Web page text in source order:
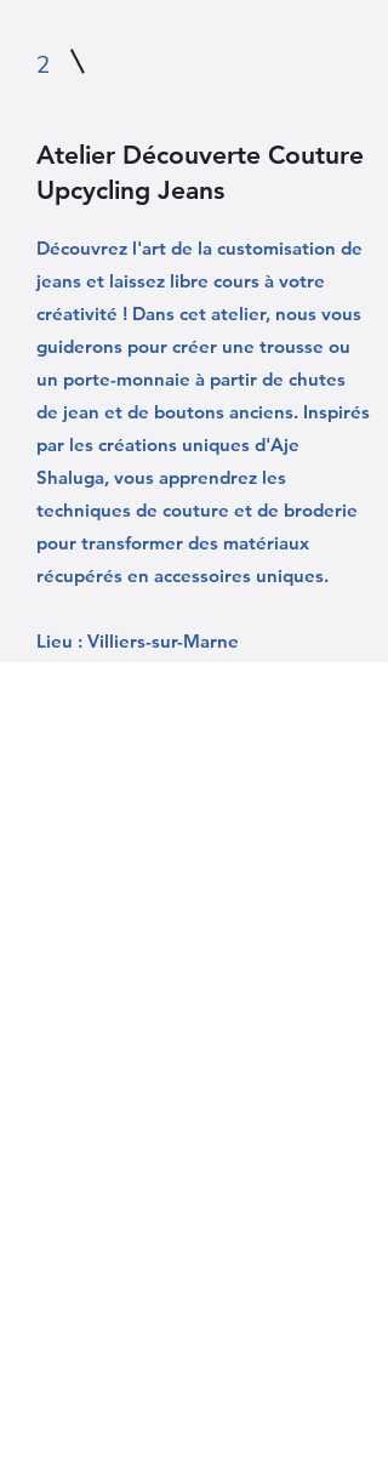
2
Atelier Découverte Couture
Upcycling Jeans
Découvrez l'art de la customisation de
jeans et laissez libre cours à votre
créativité ! Dans cet atelier, nous vous
guiderons pour créer une trousse ou
un porte-monnaie à partir de chutes
de jean et de boutons anciens. Inspirés
par les créations uniques d'Aje
Shaluga, vous apprendrez les
techniques de couture et de broderie
pour transformer des matériaux
récupérés en accessoires uniques.
Lieu : Villiers-sur-Marne